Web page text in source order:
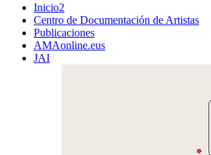
Inicio2
Centro de Documentación de Artistas
Publicaciones
AMAonline.eus
JAI